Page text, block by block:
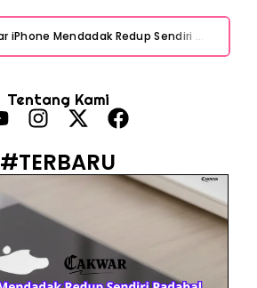
Layar iPhone Mendadak Redup Sendiri Padahal Auto-Brightness Mati? Ini Penyebab & Solusinya!
Prabowo Sebut ‘Londo Ireng’, Ray Rangkuti Desak DPR Bersikap, Ini Ulasan Politiknya
MAKI Soroti Penahanan Eks Jampidsus Febrie Adriansyah Tanpa Rompi Pink
Tentang Kami
#TERBARU